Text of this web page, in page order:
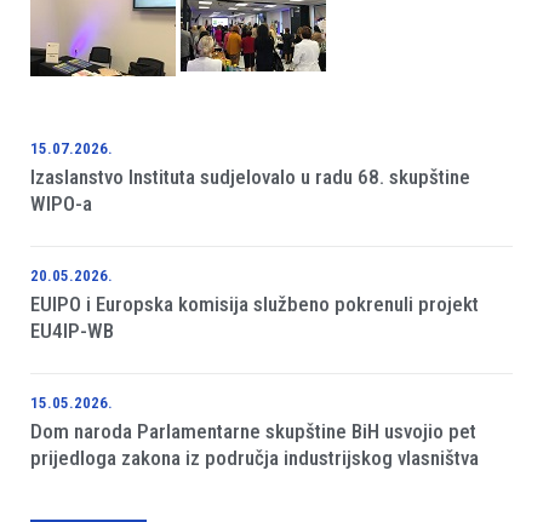
15.07.2026.
Izaslanstvo Instituta sudjelovalo u radu 68. skupštine
WIPO-a
20.05.2026.
EUIPO i Europska komisija službeno pokrenuli projekt
EU4IP-WB
15.05.2026.
Dom naroda Parlamentarne skupštine BiH usvojio pet
prijedloga zakona iz područja industrijskog vlasništva